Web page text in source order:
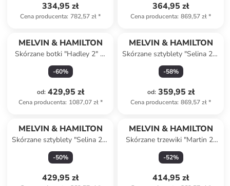
334,95 zł
Cena producenta: 782,57 zł*
364,95 zł
Cena producenta: 869,57 zł*
MELVIN & HAMILTON
Skórzane botki "Hadley 2" w
kolorze czarnym
-60%
od: 429,95 zł
Cena producenta: 1087,07 zł*
MELVIN & HAMILTON
Skórzane sztyblety "Selina 29"
w kolorze czarnym
-58%
od: 359,95 zł
Cena producenta: 869,57 zł*
MELVIN & HAMILTON
Skórzane sztyblety "Selina 29"
w kolorze jasnobrązowym
-50%
429,95 zł
MELVIN & HAMILTON
Skórzane trzewiki "Martin 2"
w kolorze czarnym
-52%
414,95 zł